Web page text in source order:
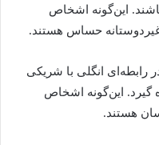
این‌گونه اشخاص
حساس هستند.
انگلی با شریکی
این‌گونه اشخاص
هستند.